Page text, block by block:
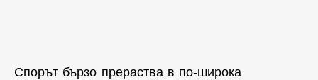
Спорът бързо прераства в по-широка